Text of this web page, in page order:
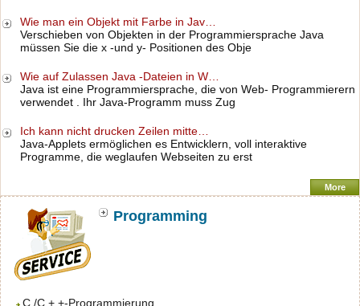
Wie man ein Objekt mit Farbe in Jav…
Verschieben von Objekten in der Programmiersprache Java
müssen Sie die x -und y- Positionen des Obje
Wie auf Zulassen Java -Dateien in W…
Java ist eine Programmiersprache, die von Web- Programmierern
verwendet . Ihr Java-Programm muss Zug
Ich kann nicht drucken Zeilen mitte…
Java-Applets ermöglichen es Entwicklern, voll interaktive
Programme, die weglaufen Webseiten zu erst
More
Programming
C /C + +-Programmierung